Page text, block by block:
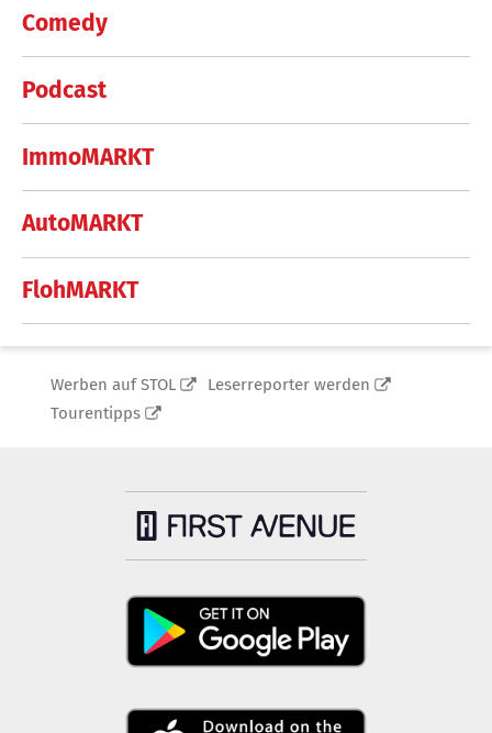
Comedy
Podcast
ImmoMARKT
AutoMARKT
FlohMARKT
Werben auf STOL
Leserreporter werden
Tourentipps